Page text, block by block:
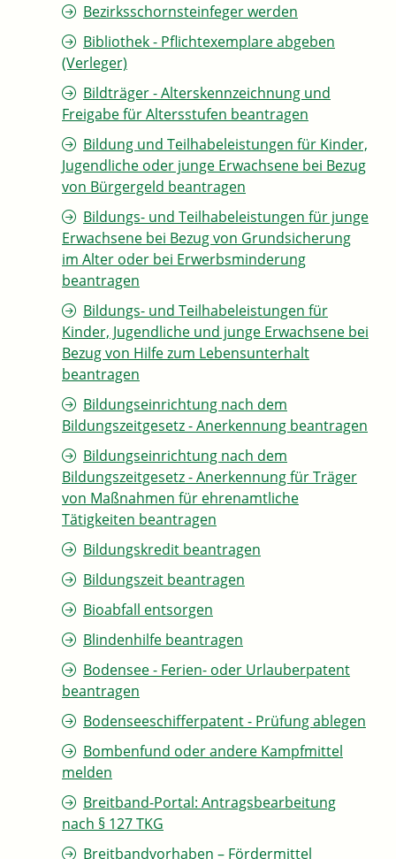
Bezirksschornsteinfeger werden
Bibliothek - Pflichtexemplare abgeben
(Verleger)
Bildträger - Alterskennzeichnung und
Freigabe für Altersstufen beantragen
Bildung und Teilhabeleistungen für Kinder,
Jugendliche oder junge Erwachsene bei Bezug
von Bürgergeld beantragen
Bildungs- und Teilhabeleistungen für junge
Erwachsene bei Bezug von Grundsicherung
im Alter oder bei Erwerbsminderung
beantragen
Bildungs- und Teilhabeleistungen für
Kinder, Jugendliche und junge Erwachsene bei
Bezug von Hilfe zum Lebensunterhalt
beantragen
Bildungseinrichtung nach dem
Bildungszeitgesetz - Anerkennung beantragen
Bildungseinrichtung nach dem
Bildungszeitgesetz - Anerkennung für Träger
von Maßnahmen für ehrenamtliche
Tätigkeiten beantragen
Bildungskredit beantragen
Bildungszeit beantragen
Bioabfall entsorgen
Blindenhilfe beantragen
Bodensee - Ferien- oder Urlauberpatent
beantragen
Bodenseeschifferpatent - Prüfung ablegen
Bombenfund oder andere Kampfmittel
melden
Breitband-Portal: Antragsbearbeitung
nach § 127 TKG
Breitbandvorhaben – Fördermittel